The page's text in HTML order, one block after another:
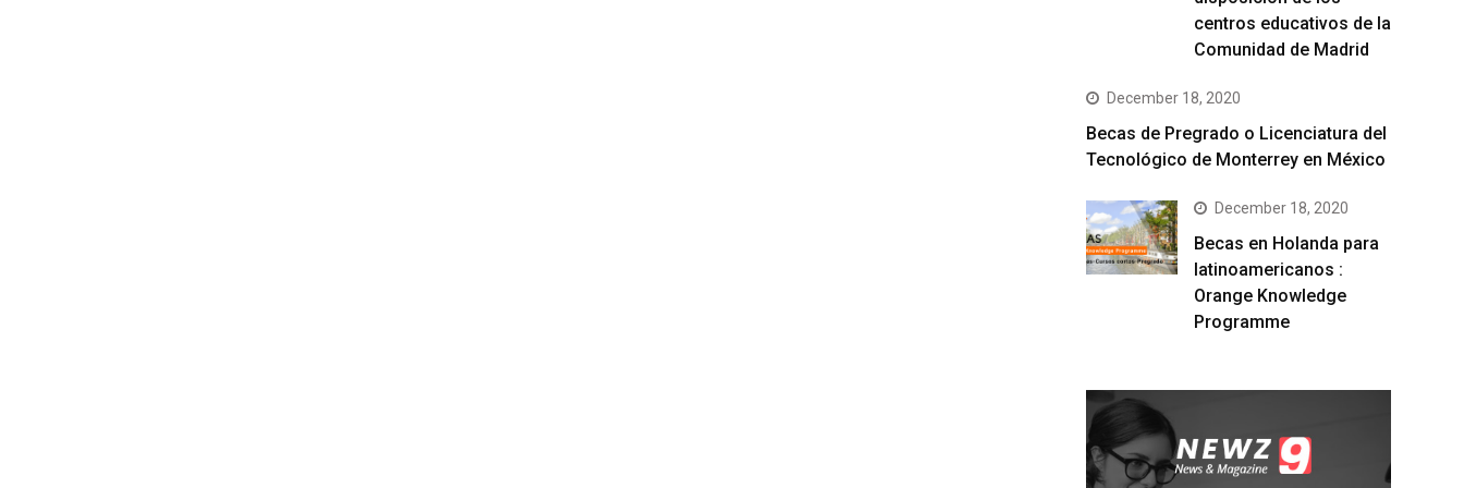
centros educativos de la
Comunidad de Madrid
December 18, 2020
Becas de Pregrado o Licenciatura del
Tecnológico de Monterrey en México
December 18, 2020
Becas en Holanda para
latinoamericanos :
Orange Knowledge
Programme